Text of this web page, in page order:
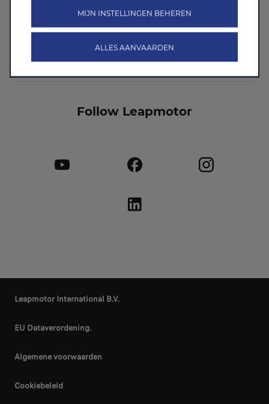
Offerte aanvragen
We doen je een scherp voorstel!
Follow Leapmotor
Leapmotor International B.V.
EU Dataverordening.
Algemene voorwaarden
Cookiebeleid
MIJN INSTELLINGEN BEHEREN
ALLES AANVAARDEN